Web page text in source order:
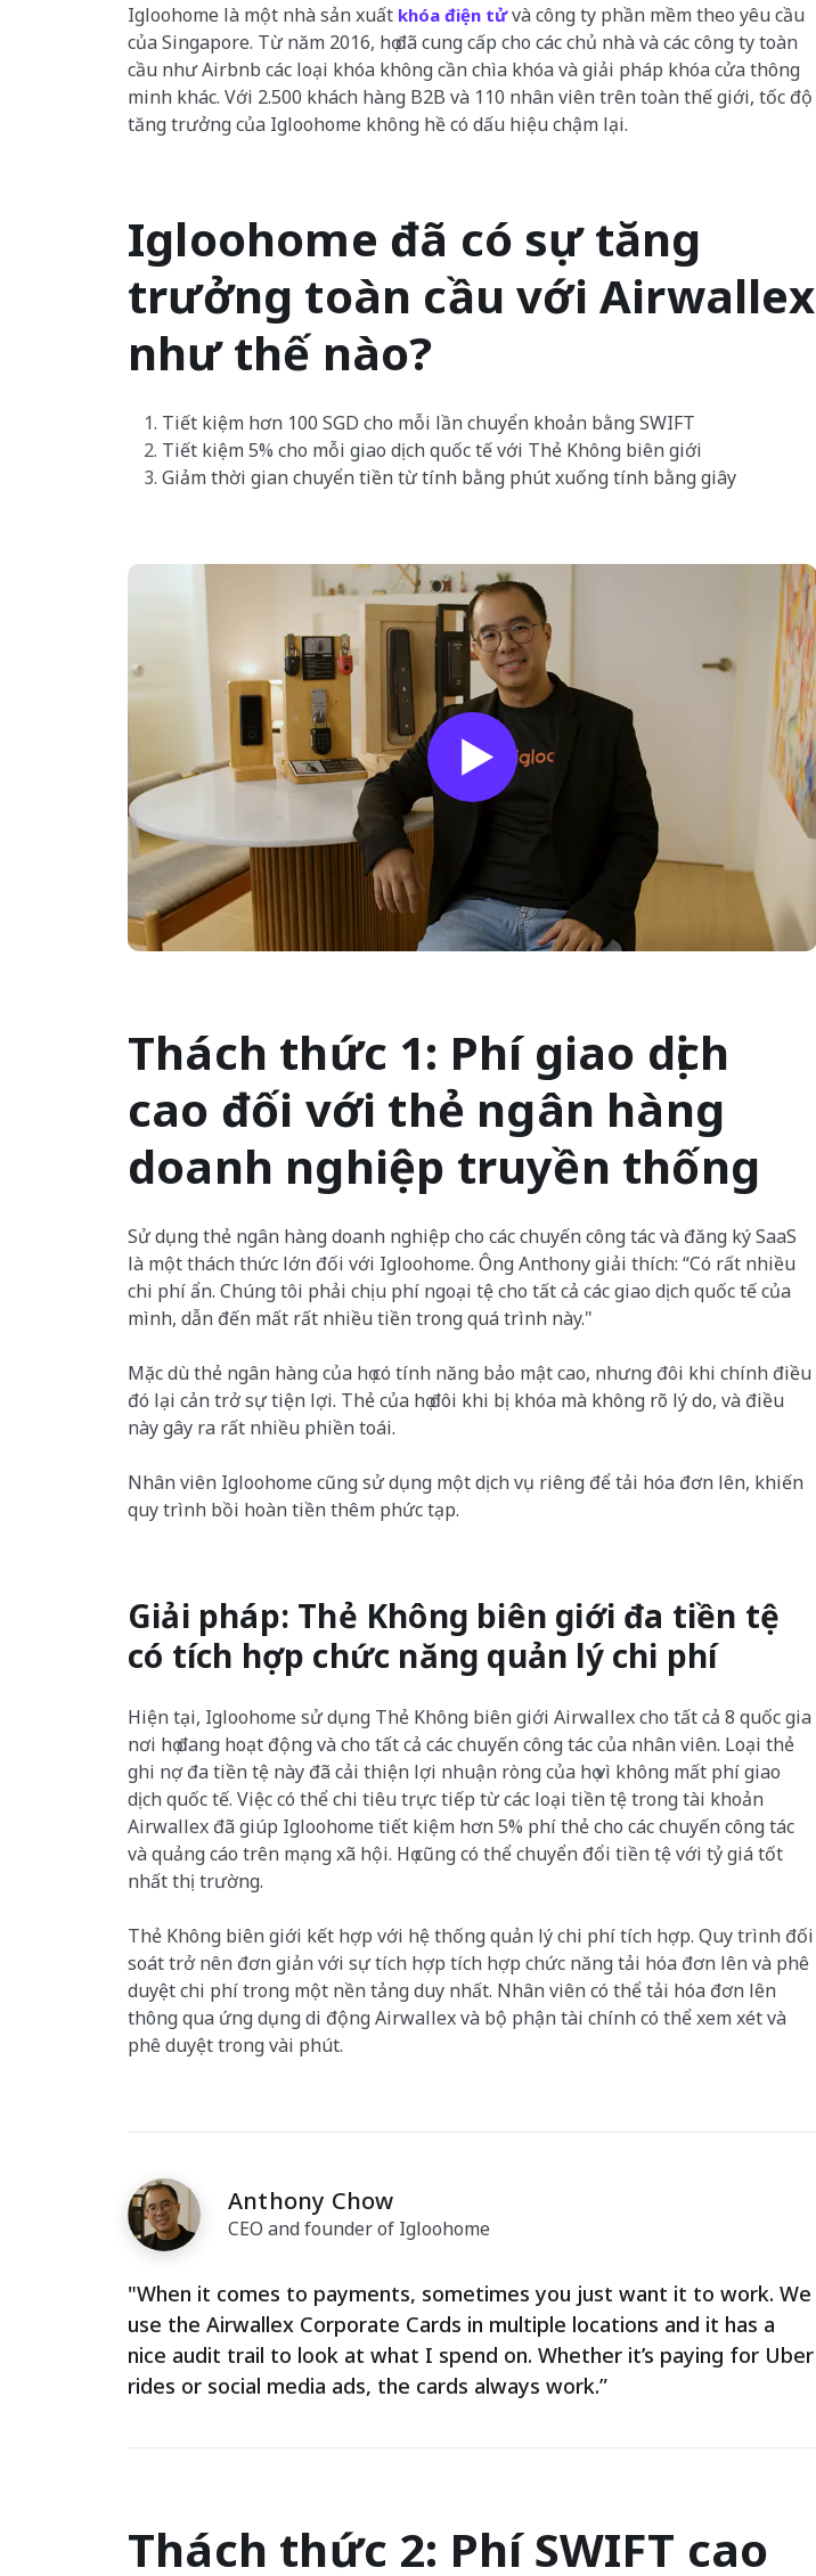
Igloohome là một nhà sản xuất khóa điện tửvà công ty phần mềm theo yêu cầu
của Singapore. Từ năm 2016, họ đã cung cấp cho các chủ nhà và các công ty toàn
cầu như Airbnb các loại khóa không cần chìa khóa và giải pháp khóa cửa thông
minh khác. Với 2.500 khách hàng B2B và 110 nhân viên trên toàn thế giới, tốc độ
tăng trưởng của Igloohome không hề có dấu hiệu chậm lại.
Igloohome đã có sự tăng
trưởng toàn cầu với Airwallex
như thế nào?
Tiết kiệm hơn 100 SGD cho mỗi lần chuyển khoản bằng SWIFT
Tiết kiệm 5% cho mỗi giao dịch quốc tế với Thẻ Không biên giới
Giảm thời gian chuyển tiền từ tính bằng phút xuống tính bằng giây
Thách thức 1: Phí giao dịch
cao đối với thẻ ngân hàng
doanh nghiệp truyền thống
Sử dụng thẻ ngân hàng doanh nghiệp cho các chuyến công tác và đăng ký SaaS
là một thách thức lớn đối với Igloohome. Ông Anthony giải thích: “Có rất nhiều
chi phí ẩn. Chúng tôi phải chịu phí ngoại tệ cho tất cả các giao dịch quốc tế của
mình, dẫn đến mất rất nhiều tiền trong quá trình này."
Mặc dù thẻ ngân hàng của họ có tính năng bảo mật cao, nhưng đôi khi chính điều
đó lại cản trở sự tiện lợi. Thẻ của họ đôi khi bị khóa mà không rõ lý do, và điều
này gây ra rất nhiều phiền toái.
Nhân viên Igloohome cũng sử dụng một dịch vụ riêng để tải hóa đơn lên, khiến
quy trình bồi hoàn tiền thêm phức tạp.
Giải pháp: Thẻ Không biên giới đa tiền tệ
có tích hợp chức năng quản lý chi phí
Hiện tại, Igloohome sử dụng Thẻ Không biên giới Airwallex cho tất cả 8 quốc gia
nơi họ đang hoạt động và cho tất cả các chuyến công tác của nhân viên. Loại thẻ
ghi nợ đa tiền tệ này đã cải thiện lợi nhuận ròng của họ vì không mất phí giao
dịch quốc tế. Việc có thể chi tiêu trực tiếp từ các loại tiền tệ trong tài khoản
Airwallex đã giúp Igloohome tiết kiệm hơn 5% phí thẻ cho các chuyến công tác
và quảng cáo trên mạng xã hội. Họ cũng có thể chuyển đổi tiền tệ với tỷ giá tốt
nhất thị trường.
Thẻ Không biên giới kết hợp với hệ thống quản lý chi phí tích hợp. Quy trình đối
soát trở nên đơn giản với sự tích hợp tích hợp chức năng tải hóa đơn lên và phê
duyệt chi phí trong một nền tảng duy nhất. Nhân viên có thể tải hóa đơn lên
thông qua ứng dụng di động Airwallex và bộ phận tài chính có thể xem xét và
phê duyệt trong vài phút.
Anthony Chow
CEO and founder of Igloohome
"When it comes to payments, sometimes you just want it to work. We
use the Airwallex Corporate Cards in multiple locations and it has a
nice audit trail to look at what I spend on. Whether it’s paying for Uber
rides or social media ads, the cards always work.”
Thách thức 2: Phí SWIFT cao